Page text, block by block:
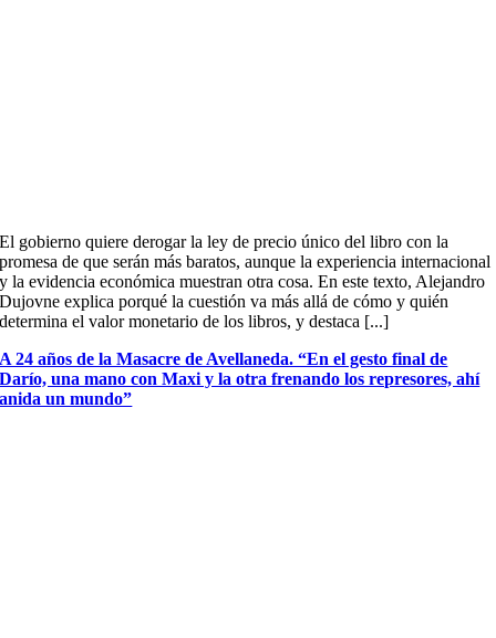
El gobierno quiere derogar la ley de precio único del libro con la
promesa de que serán más baratos, aunque la experiencia internacional
y la evidencia económica muestran otra cosa. En este texto, Alejandro
Dujovne explica porqué la cuestión va más allá de cómo y quién
determina el valor monetario de los libros, y destaca [...]
A 24 años de la Masacre de Avellaneda. “En el gesto final de
Darío, una mano con Maxi y la otra frenando los represores, ahí
anida un mundo”